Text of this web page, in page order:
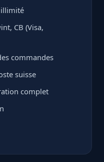
illimité
CB (Visa,
commandes
suisse
complet